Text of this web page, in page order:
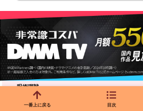
ONE PIECE
NARUTO-ナルト-
ワンパンマン
呪術廻戦
北斗の拳
一番上に戻る 目次